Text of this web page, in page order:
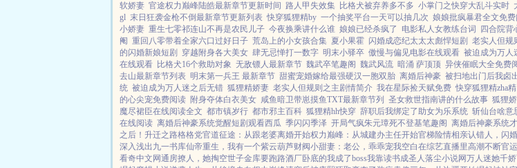
软娇妻 官途权力巅峰陆皓最新章节更新时间 路人甲失效集 比格犬被弃养多不多 小掌门之快穿大乱斗实时
gl 末日狂袭金枪不倒最新章节更新列表 快穿狐狸精by 一个抽奖平台一天可以抽几次 娘娘批疯暴君全文免
小娇妻 重生七零祁连山不再是农民儿子 今夜换乘讲什么谁 娘娘已经杀疯了 电影私人女教练台词 四合院背
阉 重回八零带着全家六口过好日子 荒岛上的小女孩合集 夏小果霍 闪婚成恋纪太太太彪悍短剧 老实人但规
的闪婚新娘短剧
穿越附身各大美女 肆无忌惮打一数字 明末小驿卒 傲慢与偏见电影在线观看 被迫成为万人
在线观看 比格犬16个救助对象 无敌镖人最新章节 魏武卒笔趣阁 魏武风流 暗涌 萨顶顶 异侠催眠大全免费
去山最新章节列表 明末第一兵王 最新章节 甜蜜宠婚嫁给最强硬汉一胞双胎 离婚后神豪 被扫地出门后我卤
统 被迫成为万人迷之后无错 狐狸精娇妻 老实人但规则之主剧情简介 我在星际捡天赋免费 快穿狐狸精zha精
的心尖宠免费阅读 附身夺体白衣美女 咸鱼暗卫带崽摸鱼TXT最新章节列 圣女救世指南讲的什么故事 狐狸
魔尽裙臣在线阅读全文 都市镇岁行 都市邪主百科 狐狸精hh快穿 辞职后我绑定了助女为乐系统 斩仙台啥意
在线阅读 离婚后神豪系统觉醒短剧观看西瓜 季闪闪季泽 开局气疯朱元璋死不登基笔趣阁 离婚后神豪系统
之后！ 升迁之路格格党官道征途：从跟老婆离婚开始权力巅峰：从城建办主任开始官梯险情相亲认错人，闪
深入浅出 九一书库仙帝重生，我有一个紫云葫芦财阀小甜妻：老公，乖乖宠我空白在综艺直播里高潮不断官
看奇中文网通房撩人，她掏空世子金库要跑路酒厂卧底的我成了boss我靠读书成圣人落尘小说网万人迷她千